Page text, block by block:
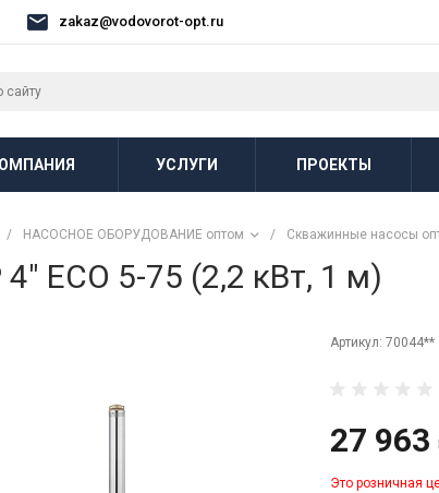
zakaz@vodovorot-opt.ru
УСЛУГИ ПРОЕКТЫ
/ НАСОСНОЕ ОБОРУДОВАНИЕ оптом / Скважинные насосы
ECO 5-75 (2,2 кВт, 1 м)
Артикул: 70044**
27
Это розничная